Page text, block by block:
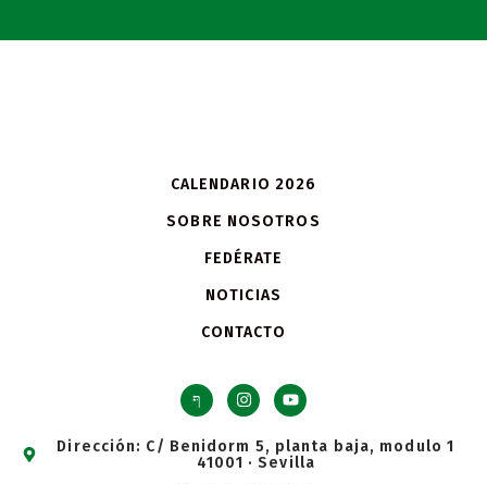
CALENDARIO 2026
SOBRE NOSOTROS
FEDÉRATE
NOTICIAS
CONTACTO
Dirección: C/ Benidorm 5, planta baja, modulo 1
41001 · Sevilla